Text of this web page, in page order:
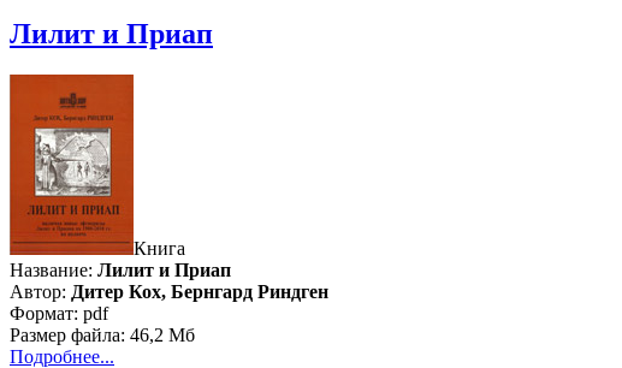
Лилит и Приап
Книга
Название: Лилит и Приап
Автор: Дитер Кох, Бернгард Риндген
Формат: pdf
Размер файла: 46,2 Мб
Подробнее...